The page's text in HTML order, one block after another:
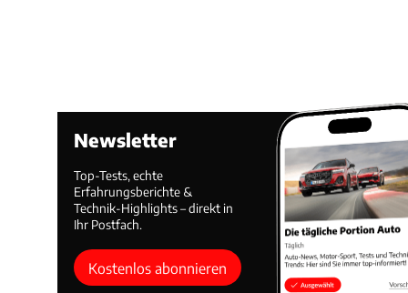
Newsletter
Top-Tests, echte
Erfahrungsberichte &
Technik-Highlights – direkt in
Ihr Postfach.
Kostenlos abonnieren